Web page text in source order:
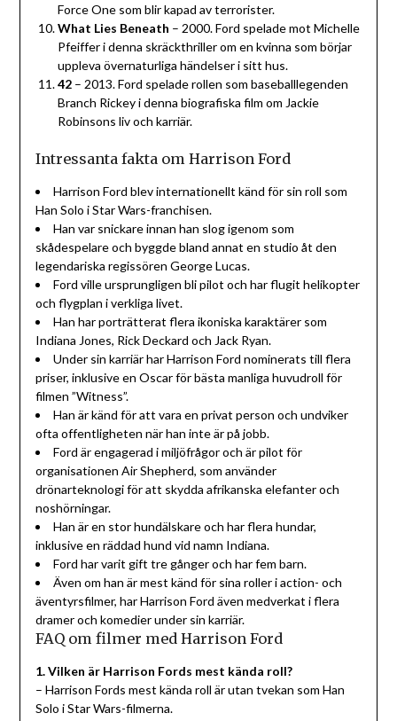
Force One som blir kapad av terrorister.
What Lies Beneath – 2000. Ford spelade mot Michelle
Pfeiffer i denna skräckthriller om en kvinna som börjar
uppleva övernaturliga händelser i sitt hus.
42– 2013. Ford spelade rollen som baseballlegenden
Branch Rickey i denna biografiska film om Jackie
Robinsons liv och karriär.
Intressanta fakta om Harrison Ford
Harrison Ford blev internationellt känd för sin roll som
Han Solo i Star Wars-franchisen.
Han var snickare innan han slog igenom som
skådespelare och byggde bland annat en studio åt den
legendariska regissören George Lucas.
Ford ville ursprungligen bli pilot och har flugit helikopter
och flygplan i verkliga livet.
Han har porträtterat flera ikoniska karaktärer som
Indiana Jones, Rick Deckard och Jack Ryan.
Under sin karriär har Harrison Ford nominerats till flera
priser, inklusive en Oscar för bästa manliga huvudroll för
filmen ”Witness”.
Han är känd för att vara en privat person och undviker
ofta offentligheten när han inte är på jobb.
Ford är engagerad i miljöfrågor och är pilot för
organisationen Air Shepherd, som använder
drönarteknologi för att skydda afrikanska elefanter och
noshörningar.
Han är en stor hundälskare och har flera hundar,
inklusive en räddad hund vid namn Indiana.
Ford har varit gift tre gånger och har fem barn.
Även om han är mest känd för sina roller i action- och
äventyrsfilmer, har Harrison Ford även medverkat i flera
dramer och komedier under sin karriär.
FAQ om filmer med Harrison Ford
1. Vilken är Harrison Fords mest kända roll?
– Harrison Fords mest kända roll är utan tvekan som Han
Solo i Star Wars-filmerna.